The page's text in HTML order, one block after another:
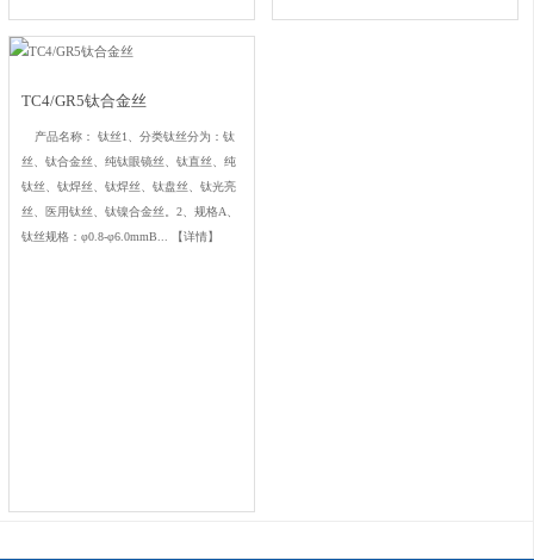
TC4/GR5钛合金丝
产品名称： 钛丝1、分类钛丝分为：钛
丝、钛合金丝、纯钛眼镜丝、钛直丝、纯
钛丝、钛焊丝、钛焊丝、钛盘丝、钛光亮
丝、医用钛丝、钛镍合金丝。2、规格A、
钛丝规格：φ0.8-φ6.0mmB...
【详情】